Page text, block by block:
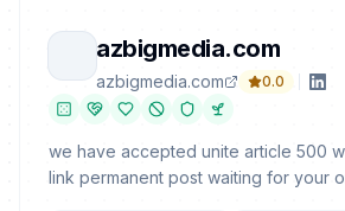
azbigmedia.com
azbigmedia.com 0.0
we have accepted unite article 500
link permanent post waiting for your